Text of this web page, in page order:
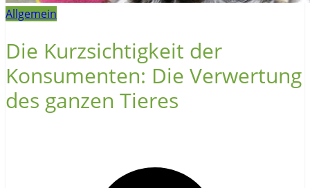
Allgemein
Die Kurzsichtigkeit der
Konsumenten: Die Verwertung
des ganzen Tieres